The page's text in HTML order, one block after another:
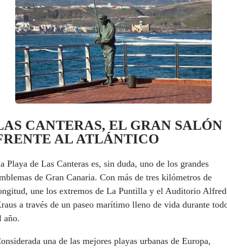
CANTERAS, EL GRAN SALÓN
AL ATLÁNTICO
Playa de Las Canteras es, sin duda, uno de los grandes
de Gran Canaria. Con más de tres kilómetros de
une los extremos de La Puntilla y el Auditorio
a través de un paseo marítimo lleno de vida durante
año.
una de las mejores playas urbanas de Europa,